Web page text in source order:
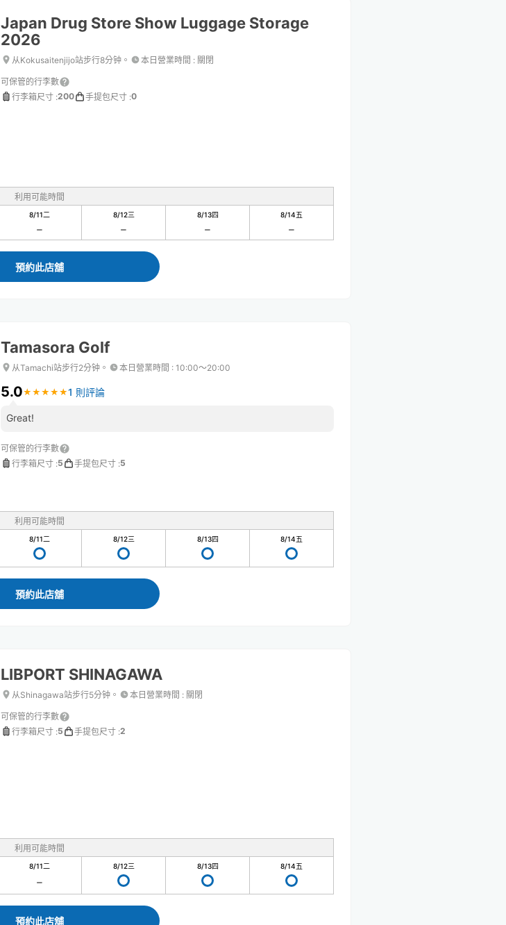
Japan Drug Store Show Luggage Storage
2026
从Kokusaitenjijo站步行8分钟。 本日營業時間 : 關閉
可保管的行李數
行李箱尺寸 :200 手提包尺寸 :0
利用可能時間
8/11二 8/12三 8/13四 8/14五
預約此店舖
Tamasora Golf
从Tamachi站步行2分钟。 本日營業時間 : 10:00〜20:00
5.0★ ★ ★ ★ ★
★ ★ ★ ★ ★1 則評論
Great!
可保管的行李數
行李箱尺寸 :5 手提包尺寸 :5
利用可能時間
8/11二 8/12三 8/13四 8/14五
預約此店舖
LIBPORT SHINAGAWA
从Shinagawa站步行5分钟。 本日營業時間 : 關閉
可保管的行李數
行李箱尺寸 :5 手提包尺寸 :2
利用可能時間
8/11二 8/12三 8/13四 8/14五
預約此店舖